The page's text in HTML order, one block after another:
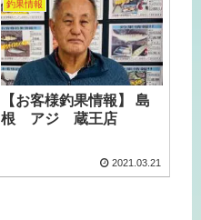
釣果情報
【お客様釣果情報】 島
根 アジ 蔵王店
2021.03.21